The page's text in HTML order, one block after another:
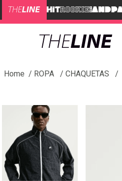
ROPA CHAQUETAS